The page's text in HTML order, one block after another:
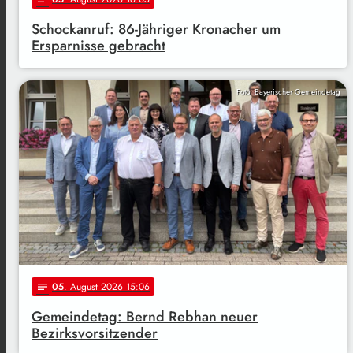
Schockanruf: 86-Jähriger Kronacher um
Ersparnisse gebracht
Foto: Bayerischer Gemeindetag
notes 05. August 2026 15:06
Gemeindetag: Bernd Rebhan neuer
Bezirksvorsitzender